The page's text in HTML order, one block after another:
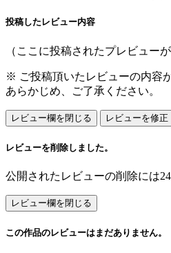
投稿したレビュー内容
（ここに投稿されたプレビュー
※ ご投稿頂いたレビューの内容
あらかじめ、ご了承ください。
レビューを削除しました。
公開されたレビューの削除には
この作品のレビューはまだありません。